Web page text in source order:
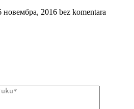
новембра, 2016 bez komentara